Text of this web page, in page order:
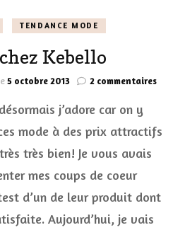
TENDANCE MODE
Kebello
5 octobre 2013 2 commentairessur
j’adore car on y
mode à des prix attractifs
très bien! Je vous avais
mes coups de coeur
d’un de leur produit dont
Aujourd’hui, je vais